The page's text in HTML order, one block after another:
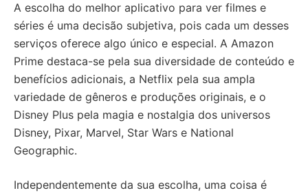
A escolha do melhor aplicativo para ver filmes e
séries é uma decisão subjetiva, pois cada um desses
serviços oferece algo único e especial. A Amazon
Prime destaca-se pela sua diversidade de conteúdo e
benefícios adicionais, a Netflix pela sua ampla
variedade de gêneros e produções originais, e o
Disney Plus pela magia e nostalgia dos universos
Disney, Pixar, Marvel, Star Wars e National
Geographic.
Independentemente da sua escolha, uma coisa é